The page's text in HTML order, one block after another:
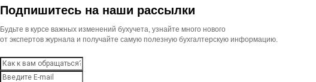
Подпишитесь на наши рассылки
Будьте в курсе важных изменений бухучета, узнайте много нового
от экспертов журнала и получайте самую полезную бухгалтерскую информацию.